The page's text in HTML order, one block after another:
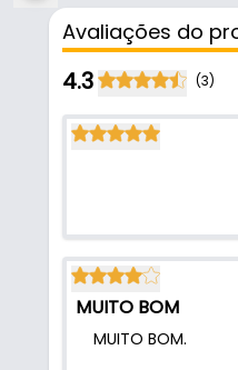
- Marca: Bredal
- Modelo: 1109
- Acabamento: Aço
- Largura: 350mm
- Altura: 450mm
- Fixação: Porta de
Avaliações do
4.3 (3)
MUITO BOM
MUITO BOM.